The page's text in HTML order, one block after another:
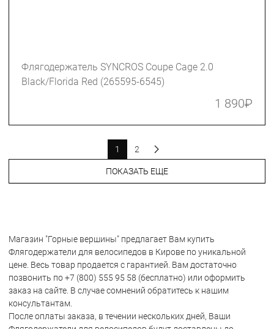
Флягодержатель SYNCROS Coupe Cage 2.0
Black/Florida Red (265595-6545)
1 890₽
ПОКАЗАТЬ ЕЩЕ
1 2
Магазин "Горные вершины" предлагает Вам купить
Флягодержатели для велосипедов в Кирове по уникальной
цене. Весь товар продается с гарантией. Вам достаточно
позвонить по +7 (800) 555 95 58 (бесплатно) или оформить
заказ на сайте. В случае сомнений обратитесь к нашим
консультантам.
После оплаты заказа, в течении нескольких дней, Ваши